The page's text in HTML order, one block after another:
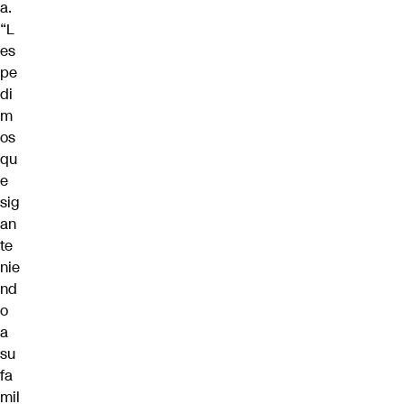
a.
“L
es
pe
di
m
os
qu
e
sig
an
te
nie
nd
o
a
su
fa
mil